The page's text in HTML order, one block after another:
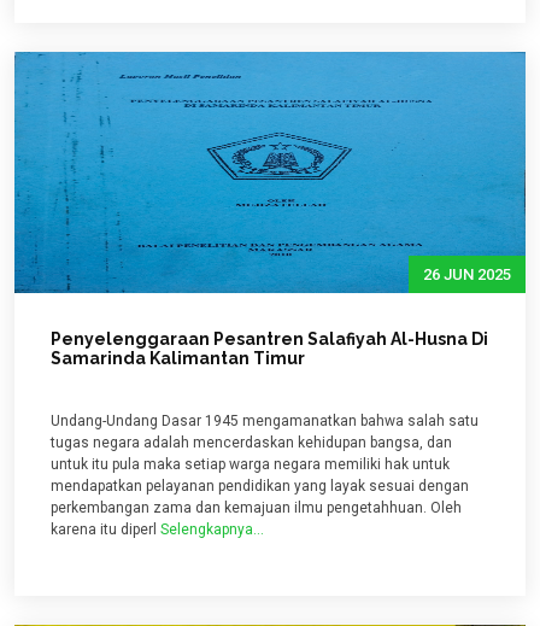
26 JUN 2025
Penyelenggaraan Pesantren Salafiyah Al-Husna Di
Samarinda Kalimantan Timur
Undang-Undang Dasar 1945 mengamanatkan bahwa salah satu
tugas negara adalah mencerdaskan kehidupan bangsa, dan
untuk itu pula maka setiap warga negara memiliki hak untuk
mendapatkan pelayanan pendidikan yang layak sesuai dengan
perkembangan zama dan kemajuan ilmu pengetahhuan. Oleh
karena itu diperl Selengkapnya...